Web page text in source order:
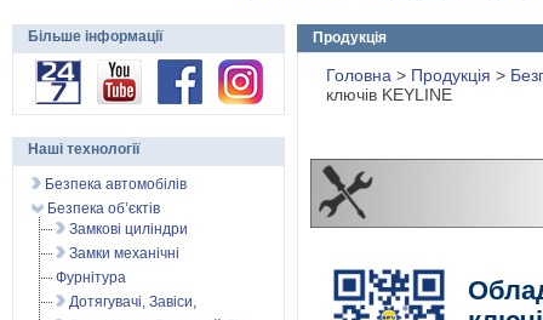
Продукція
Головна > Продукція >
ключів KEYLINE
Більше інформації
Наші технології
Безпека автомобілів
Безпека об’єктів
Замкові циліндри
Замки механічні
Фурнітура
Дотягувачі, Завіси,